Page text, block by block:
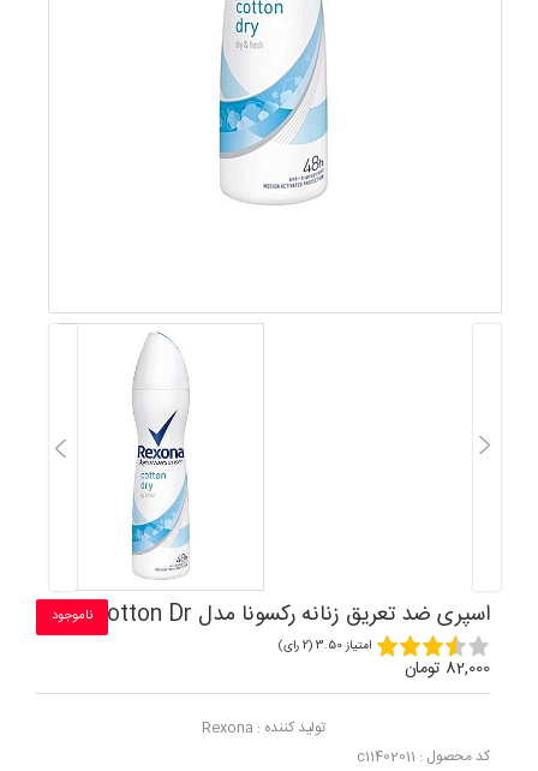
اسپری ضد تعریق زنانه رکسونا مدل Cotton Dr ناموجود
امتیاز 3.50 (2 رای)
82,000 تومان
تولید کننده : Rexona
کد محصول : c11402011